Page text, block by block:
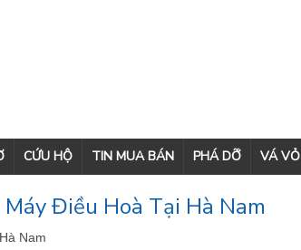
CỨU HỘ TIN MUA BÁN PHÁ DỠ VÁ VỎ
Điều Hoà Tại Hà Nam
Nam